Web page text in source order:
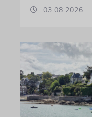
03.08.2026